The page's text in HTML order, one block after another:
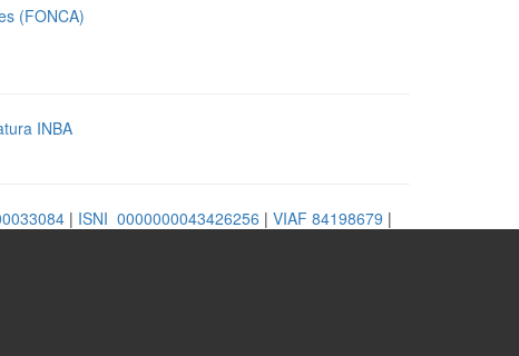
(FONCA)
INBA
| ISNI 0000000043426256 | VIAF 84198679 |